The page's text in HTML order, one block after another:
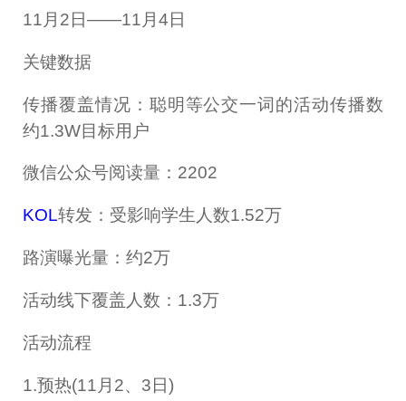
11月2日——11月4日
关键数据
传播覆盖情况：聪明等公交一词的活动传播数
约1.3W目标用户
微信公众号阅读量：2202
KOL转发：受影响学生人数1.52万
路演曝光量：约2万
活动线下覆盖人数：1.3万
活动流程
1.预热(11月2、3日)